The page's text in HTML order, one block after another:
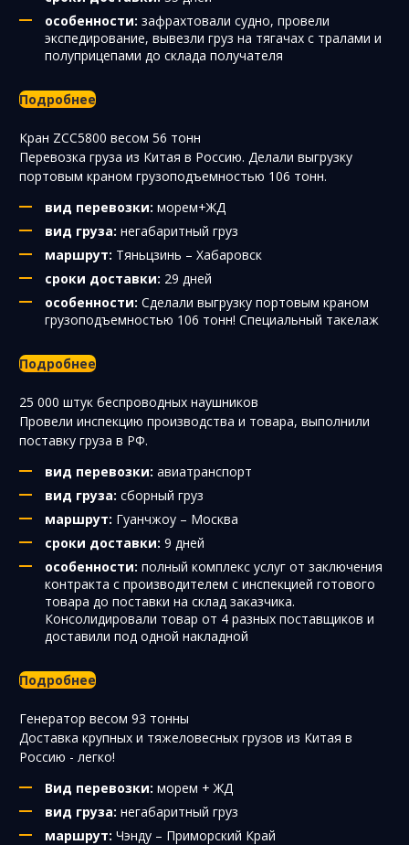
особенности: зафрахтовали судно, провели
экспедирование, вывезли груз на тягачах с тралами и
полуприцепами до склада получателя
Подробнее
Кран ZCC5800 весом 56 тонн
Перевозка груза из Китая в Россию. Делали выгрузку
портовым краном грузоподъемностью 106 тонн.
вид перевозки: морем+ЖД
вид груза: негабаритный груз
маршрут: Тяньцзинь – Хабаровск
сроки доставки: 29 дней
особенности: Сделали выгрузку портовым краном
грузоподъемностью 106 тонн! Специальный такелаж
Подробнее
25 000 штук беспроводных наушников
Провели инспекцию производства и товара, выполнили
поставку груза в РФ.
вид перевозки: авиатранспорт
вид груза: сборный груз
маршрут: Гуанчжоу – Москва
сроки доставки: 9 дней
особенности: полный комплекс услуг от заключения
контракта с производителем с инспекцией готового
товара до поставки на склад заказчика.
Консолидировали товар от 4 разных поставщиков и
доставили под одной накладной
Подробнее
Генератор весом 93 тонны
Доставка крупных и тяжеловесных грузов из Китая в
Россию - легко!
Вид перевозки: морем + ЖД
вид груза: негабаритный груз
маршрут: Чэнду – Приморский Край